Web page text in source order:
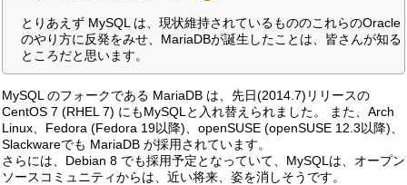
とりあえず MySQL は、現状維持されているもののこれらのOracle
のやり方に反発をみせ、MariaDBが誕生したことは、皆さんが知る
ところだと思います。
MySQL のフォークである MariaDB は、先日(2014.7)リリースの
CentOS 7 (RHEL 7) にもMySQLと入れ替えられました。 また、Arch
Linux、Fedora (Fedora 19以降)、openSUSE (openSUSE 12.3以降)、
Slackwareでも MariaDB が採用されています。
さらには、Debian 8 でも採用予定となっていて、MySQLは、オープン
ソースコミュニティからは、近い将来、姿を消しそうです。